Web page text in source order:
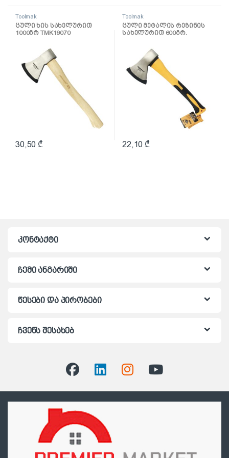
Toolmak
ცული ხის სახელურით
1000გრ TMK19070
30,50 ₾
Toolmak
ცული მეტალის რეზინის
სახელურით 600გრ.
22,10 ₾
კონტაქტი
ჩემი ანგარიში
წესები და პირობები
ჩვენს შესახებ